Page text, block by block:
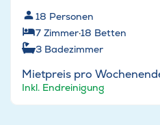
18 Personen
7 Zimmer·18 Betten
3 Badezimmer
Mietpreis pro
Inkl. Endreinigung